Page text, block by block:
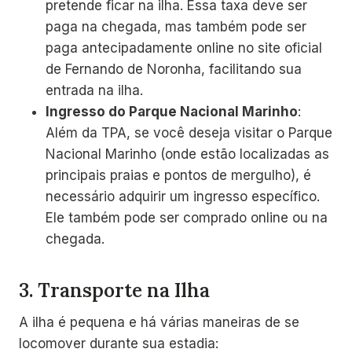
pretende ficar na ilha. Essa taxa deve ser
paga na chegada, mas também pode ser
paga antecipadamente online no site oficial
de Fernando de Noronha, facilitando sua
entrada na ilha.
Ingresso do Parque Nacional Marinho:
Além da TPA, se você deseja visitar o Parque
Nacional Marinho (onde estão localizadas as
principais praias e pontos de mergulho), é
necessário adquirir um ingresso específico.
Ele também pode ser comprado online ou na
chegada.
3. Transporte na Ilha
A ilha é pequena e há várias maneiras de se
locomover durante sua estadia: